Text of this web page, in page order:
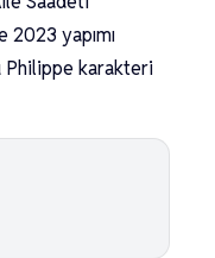
yapımı
Philippe karakteri